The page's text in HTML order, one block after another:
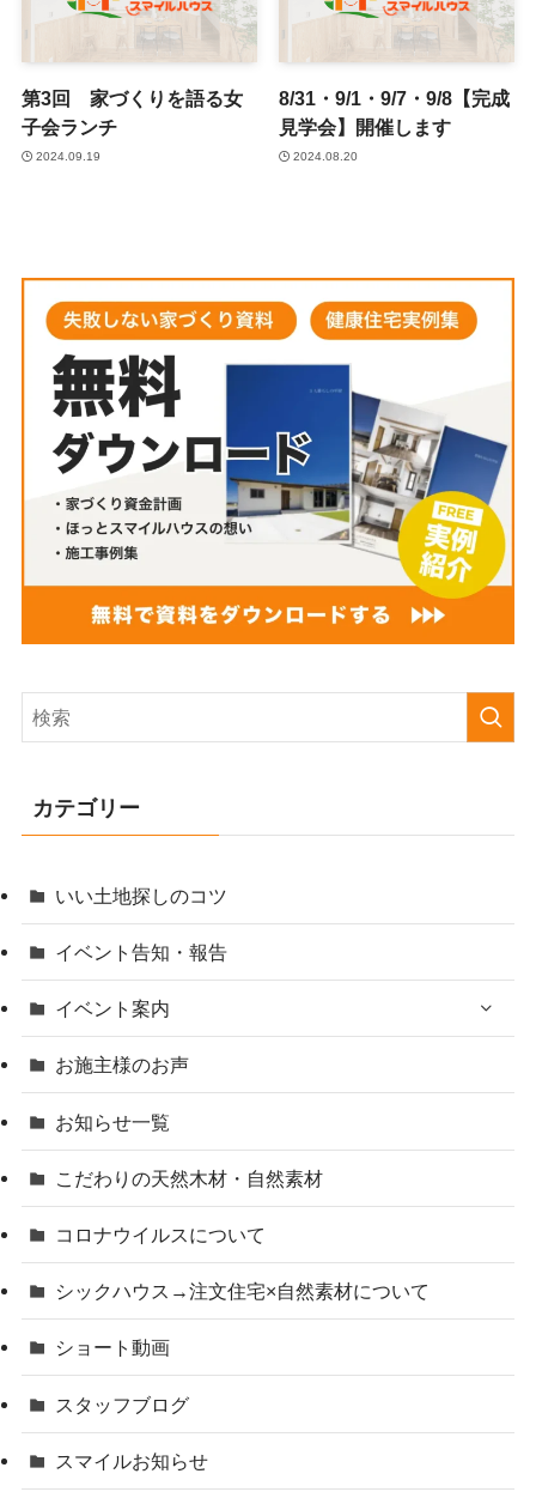
第3回 家づくりを語る女
子会ランチ
2024.09.19
8/31・9/1・9/7・9/8【完成
見学会】開催します
2024.08.20
カテゴリー
いい土地探しのコツ
イベント告知・報告
イベント案内
お施主様のお声
お知らせ一覧
こだわりの天然木材・自然素材
コロナウイルスについて
シックハウス→注文住宅×自然素材について
ショート動画
スタッフブログ
スマイルお知らせ